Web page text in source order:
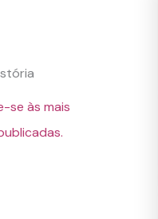
se às mais